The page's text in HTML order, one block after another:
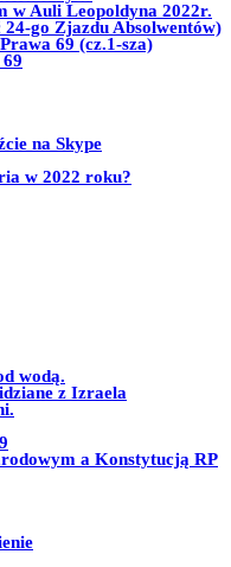
w Auli Leopoldyna 2022r.
24-go Zjazdu Absolwentów)
69 (cz.1-sza)
na Skype
w 2022 roku?
wodą.
z Izraela
a Konstytucją RP